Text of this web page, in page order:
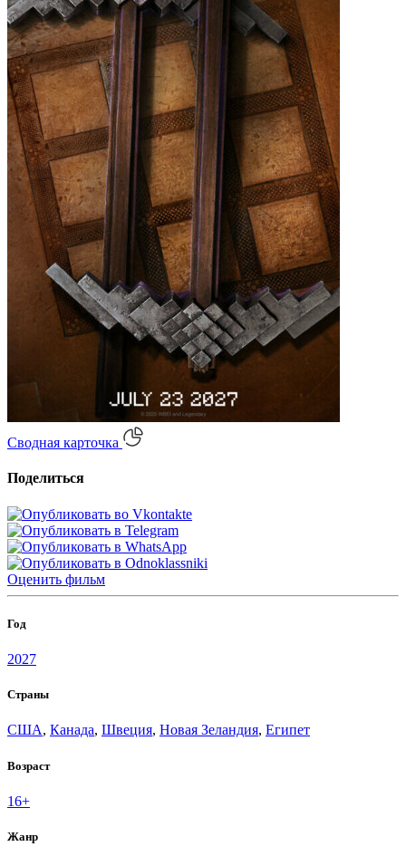
Сводная карточка
Поделиться
Оценить фильм
Год
2027
Страны
США, Канада, Швеция, Новая Зеландия, Египет
Возраст
16+
Жанр